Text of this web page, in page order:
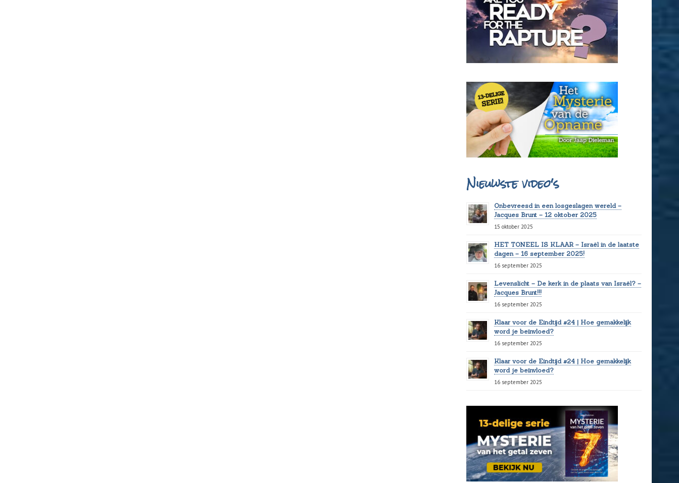
Nieuwste video's
Onbevreesd in een losgeslagen wereld –
Jacques Brunt – 12 oktober 2025
15 oktober 2025
HET TONEEL IS KLAAR – Israël in de laatste
dagen – 16 september 2025!
16 september 2025
Levenslicht – De kerk in de plaats van Israël? –
Jacques Brunt!!!
16 september 2025
Klaar voor de Eindtijd #24 | Hoe gemakkelijk
word je beïnvloed?
16 september 2025
Klaar voor de Eindtijd #24 | Hoe gemakkelijk
word je beïnvloed?
16 september 2025